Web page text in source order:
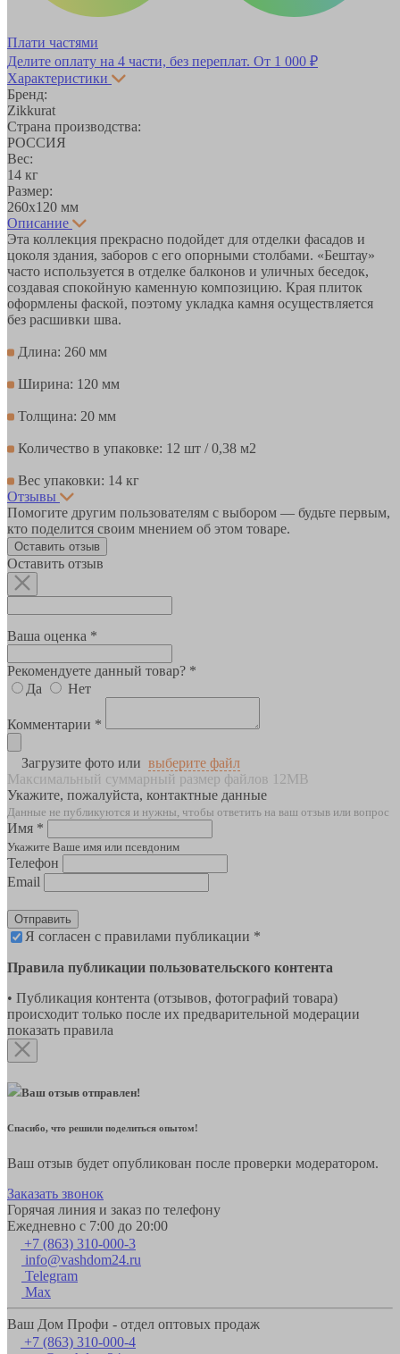
Плати частями
Делите оплату на 4 части, без переплат. От 1 000 ₽
Характеристики
Бренд:
Zikkurat
Страна производства:
РОССИЯ
Вес:
14 кг
Размер:
260х120 мм
Описание
Эта коллекция прекрасно подойдет для отделки фасадов и
цоколя здания, заборов с его опорными столбами. «Бештау»
часто используется в отделке балконов и уличных беседок,
создавая спокойную каменную композицию. Края плиток
оформлены фаской, поэтому укладка камня осуществляется
без расшивки шва.
Длина: 260 мм
Ширина: 120 мм
Толщина: 20 мм
Количество в упаковке: 12 шт / 0,38 м2
Вес упаковки: 14 кг
Отзывы
Помогите другим пользователям с выбором — будьте первым,
кто поделится своим мнением об этом товаре.
Оставить отзыв
Оставить отзыв
Ваша оценка *
Рекомендуете данный товар? *
Да
Нет
Комментарии *
Загрузите фото или выберите файл
Максимальный суммарный размер файлов 12MB
Укажите, пожалуйста, контактные данные
Данные не публикуются и нужны, чтобы ответить на ваш отзыв или вопрос
Имя *
Укажите Ваше имя или псевдоним
Телефон
Email
Отправить
Я согласен с правилами публикации *
Правила публикации пользовательского контента
• Публикация контента (отзывов, фотографий товара)
происходит только после их предварительной модерации
показать правила
Ваш отзыв отправлен!
Спасибо, что решили поделиться опытом!
Ваш отзыв будет опубликован после проверки модератором.
Заказать звонок
Горячая линия и заказ по телефону
Ежедневно с 7:00 до 20:00
+7 (863) 310-000-3
info@vashdom24.ru
Telegram
Max
Ваш Дом Профи - отдел оптовых продаж
+7 (863) 310-000-4